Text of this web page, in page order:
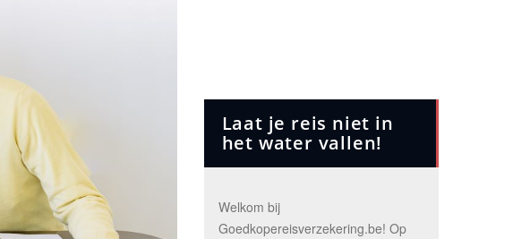
Laat je reis niet in
het water vallen!
Welkom bij
Goedkopereisverzekering.be! Op